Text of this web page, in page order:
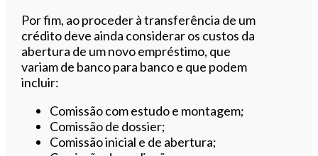
Por fim, ao proceder à transferência de um
crédito deve ainda considerar os custos da
abertura de um novo empréstimo, que
variam de banco para banco e que podem
incluir:
Comissão com estudo e montagem;
Comissão de dossier;
Comissão inicial e de abertura;